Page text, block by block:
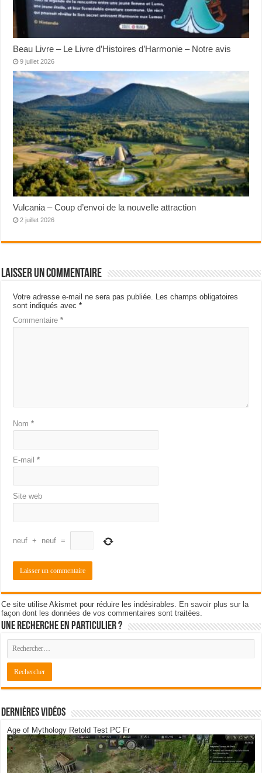
Beau Livre – Le Livre d’Histoires d’Harmonie – Notre avis
9 juillet 2026
Vulcania – Coup d’envoi de la nouvelle attraction
2 juillet 2026
Laisser un commentaire
Votre adresse e-mail ne sera pas publiée. Les champs obligatoires
sont indiqués avec*
Commentaire*
Nom*
E-mail*
Site web
neuf + neuf =
Ce site utilise Akismet pour réduire les indésirables. En savoir plus sur la
façon dont les données de vos commentaires sont traitées
Une recherche en particulier ?
Dernières Vidéos
Age of Mythology Retold Test PC Fr